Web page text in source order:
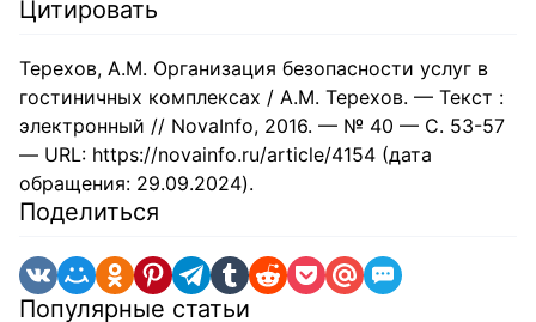
Цитировать
Терехов, А.М. Организация безопасности услуг в
гостиничных комплексах / А.М. Терехов. — Текст :
электронный // NovaInfo, 2016. — № 40 — С. 53-57
— URL: https://novainfo.ru/article/4154 (дата
обращения: 29.09.2024).
Поделиться
Популярные статьи